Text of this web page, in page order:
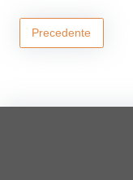
Precedente